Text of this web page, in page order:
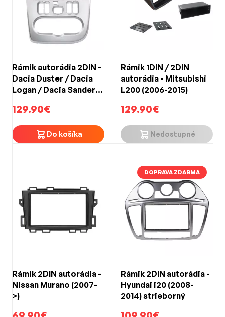
Rámik autorádia 2DIN -
Dacia Duster / Dacia
Logan / Dacia Sandero
>)
129.90€
Do košíka
Rámik 1DIN / 2DIN
autorádia - Mitsubishi
L200 (2006-2015)
129.90€
Nedostupné
Rámik 2DIN autorádia -
Nissan Murano (2007-
>)
DOPRAVA ZDARMA
Rámik 2DIN autorádia -
Hyundai i20 (2008-
2014) strieborný